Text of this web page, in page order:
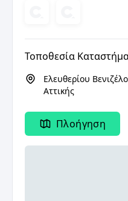
Τοποθεσία
Eλευθερίου
Αττικής
Πλοήγηση